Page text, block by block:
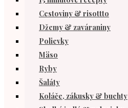
Cestoviny & risottto
Džemy & zaváraniny
Polievky
Mäso
Ryby
Šaláty
Koláče, zákusky & buchty